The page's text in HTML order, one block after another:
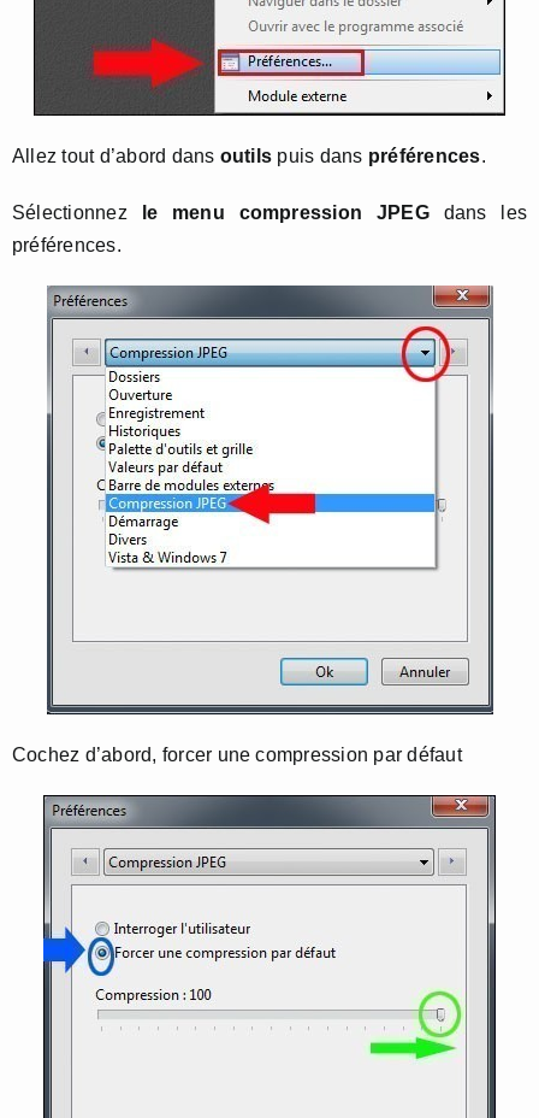
Allez tout d’abord dans outils puis dans préférences.
Sélectionnez le menu compression JPEGdans les
préférences.
Cochez d’abord, forcer une compression par défaut